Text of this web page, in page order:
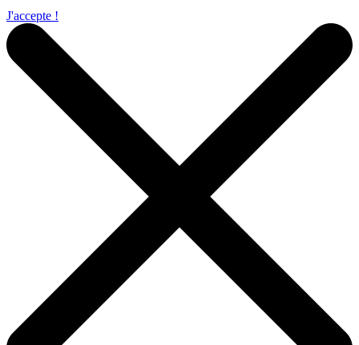
J'accepte !